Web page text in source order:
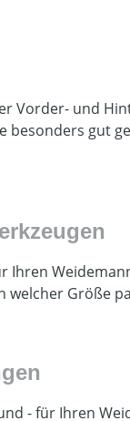
Vorder- und
besonders gut
Ihren
welcher Größe
- für Ihren